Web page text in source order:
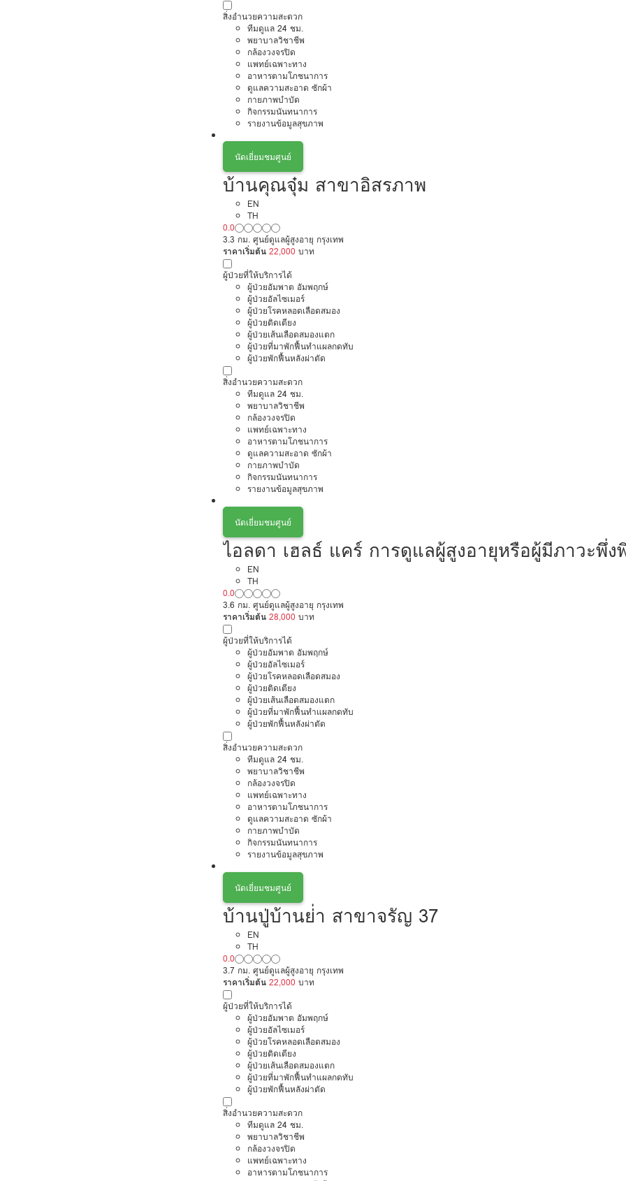
สิ่งอำนวยความสะดวก
ทีมดูแล 24 ชม.
พยาบาลวิชาชีพ
กล้องวงจรปิด
แพทย์เฉพาะทาง
อาหารตามโภชนาการ
ดูแลความสะอาด ซักผ้า
กายภาพบำบัด
กิจกรรมนันทนาการ
รายงานข้อมูลสุขภาพ
นัดเยี่ยมชมศูนย์
บ้านคุณจุ๋ม สาขาอิสรภาพ
EN
TH
0.0
3.3 กม. ศูนย์ดูแลผู้สูงอายุ กรุงเทพ
ราคาเริ่มต้น 22,000 บาท
ผู้ป่วยที่ให้บริการได้
ผู้ป่วยอัมพาต อัมพฤกษ์
ผู้ป่วยอัลไซเมอร์
ผู้ป่วยโรคหลอดเลือดสมอง
ผู้ป่วยติดเตียง
ผู้ป่วยเส้นเลือดสมองแตก
ผู้ป่วยที่มาพักฟื้นทำแผลกดทับ
ผู้ป่วยพักฟื้นหลังผ่าตัด
สิ่งอำนวยความสะดวก
ทีมดูแล 24 ชม.
พยาบาลวิชาชีพ
กล้องวงจรปิด
แพทย์เฉพาะทาง
อาหารตามโภชนาการ
ดูแลความสะอาด ซักผ้า
กายภาพบำบัด
กิจกรรมนันทนาการ
รายงานข้อมูลสุขภาพ
นัดเยี่ยมชมศูนย์
ไอลดา เฮลธ์ แคร์ การดูแลผู้สูงอายุหรือผู้มีภาวะพึ่ง
EN
TH
0.0
3.6 กม. ศูนย์ดูแลผู้สูงอายุ กรุงเทพ
ราคาเริ่มต้น 28,000 บาท
ผู้ป่วยที่ให้บริการได้
ผู้ป่วยอัมพาต อัมพฤกษ์
ผู้ป่วยอัลไซเมอร์
ผู้ป่วยโรคหลอดเลือดสมอง
ผู้ป่วยติดเตียง
ผู้ป่วยเส้นเลือดสมองแตก
ผู้ป่วยที่มาพักฟื้นทำแผลกดทับ
ผู้ป่วยพักฟื้นหลังผ่าตัด
สิ่งอำนวยความสะดวก
ทีมดูแล 24 ชม.
พยาบาลวิชาชีพ
กล้องวงจรปิด
แพทย์เฉพาะทาง
อาหารตามโภชนาการ
ดูแลความสะอาด ซักผ้า
กายภาพบำบัด
กิจกรรมนันทนาการ
รายงานข้อมูลสุขภาพ
นัดเยี่ยมชมศูนย์
บ้านปู่บ้านย่่า สาขาจรัญ 37
EN
TH
0.0
3.7 กม. ศูนย์ดูแลผู้สูงอายุ กรุงเทพ
ราคาเริ่มต้น 22,000 บาท
ผู้ป่วยที่ให้บริการได้
ผู้ป่วยอัมพาต อัมพฤกษ์
ผู้ป่วยอัลไซเมอร์
ผู้ป่วยโรคหลอดเลือดสมอง
ผู้ป่วยติดเตียง
ผู้ป่วยเส้นเลือดสมองแตก
ผู้ป่วยที่มาพักฟื้นทำแผลกดทับ
ผู้ป่วยพักฟื้นหลังผ่าตัด
สิ่งอำนวยความสะดวก
ทีมดูแล 24 ชม.
พยาบาลวิชาชีพ
กล้องวงจรปิด
แพทย์เฉพาะทาง
อาหารตามโภชนาการ